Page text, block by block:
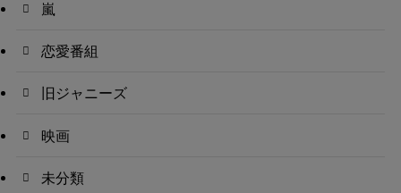
嵐
恋愛番組
旧ジャニーズ
映画
未分類